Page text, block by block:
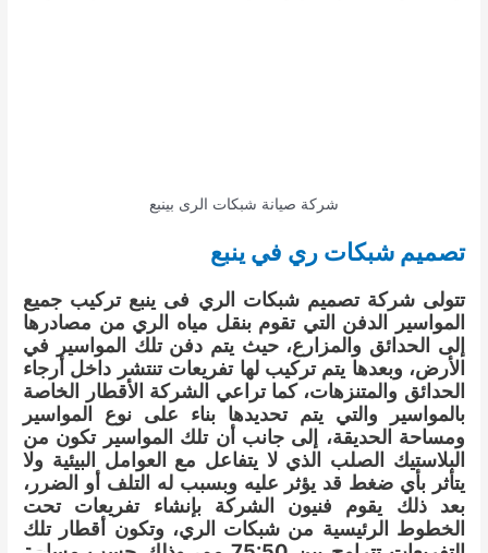
شركة صيانة شبكات الرى بينبع
تصميم شبكات ري في ينبع
تتولى شركة تصميم شبكات الري فى ينبع تركيب جميع
المواسير الدفن التي تقوم بنقل مياه الري من مصادرها
إلى الحدائق والمزارع، حيث يتم دفن تلك المواسير في
الأرض، وبعدها يتم تركيب لها تفريعات تنتشر داخل أرجاء
الحدائق والمتنزهات، كما تراعي الشركة الأقطار الخاصة
بالمواسير والتي يتم تحديدها بناء على نوع المواسير
ومساحة الحديقة، إلى جانب أن تلك المواسير تكون من
البلاستيك الصلب الذي لا يتفاعل مع العوامل البيئية ولا
يتأثر بأي ضغط قد يؤثر عليه وبسبب له التلف أو الضرر،
بعد ذلك يقوم فنيون الشركة بإنشاء تفريعات تحت
الخطوط الرئيسية من شبكات الري، وتكون أقطار تلك